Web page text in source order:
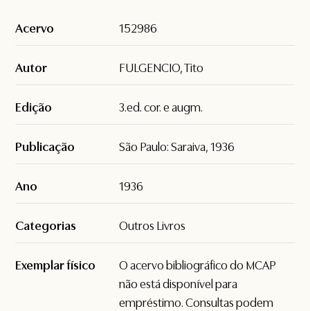
Acervo 152986
Autor FULGENCIO, Tito
Edição 3.ed. cor. e augm.
Publicação São Paulo: Saraiva, 1936
Ano 1936
Categorias Outros Livros
Exemplar físico
O acervo bibliográfico do MCAP
não está disponível para
empréstimo. Consultas podem